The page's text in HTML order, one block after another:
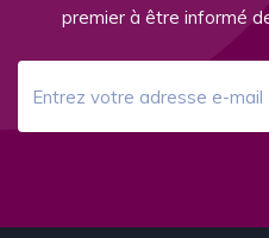
premier à être informé